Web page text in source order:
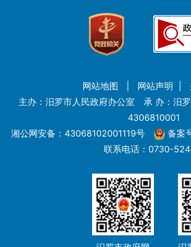
网站地图 网站声明
主办：汨罗市人民政府办公室 承 办：汨
4306810001
湘公网安备：43068102001119号
备案
联系电话：0730-